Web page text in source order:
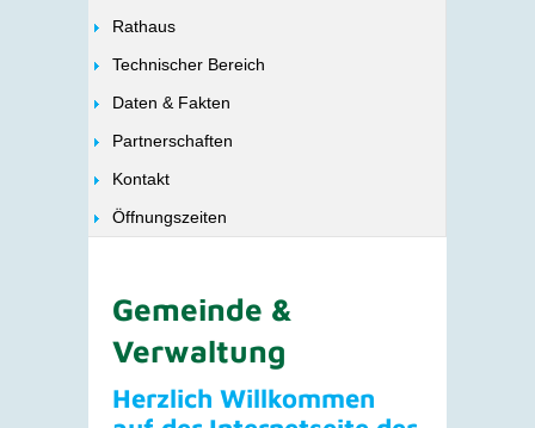
Rathaus
Technischer Bereich
Daten & Fakten
Partnerschaften
Kontakt
Öffnungszeiten
Gemeinde &
Verwaltung
Herzlich Willkommen